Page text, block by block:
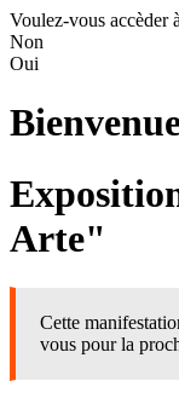
Voulez-vous accèder
Non
Oui
Arte"
Cette
vous pour la